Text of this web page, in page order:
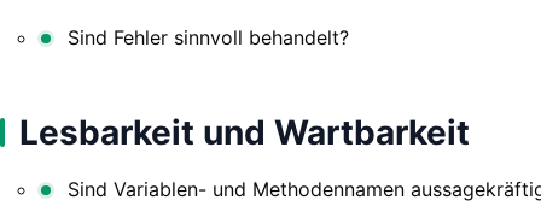
Sind Fehler sinnvoll behandelt?
Lesbarkeit und Wartbarkeit
Sind Variablen- und Methodennamen